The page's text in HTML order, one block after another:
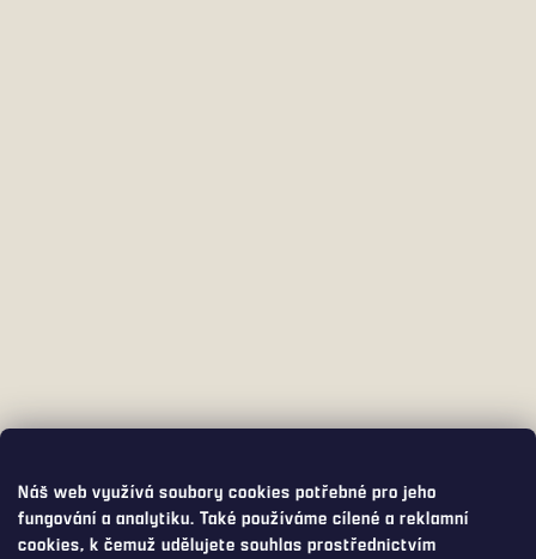
Náš web využívá soubory cookies potřebné pro jeho
fungování a analytiku. Také používáme cílené a reklamní
cookies, k čemuž udělujete souhlas prostřednictvím